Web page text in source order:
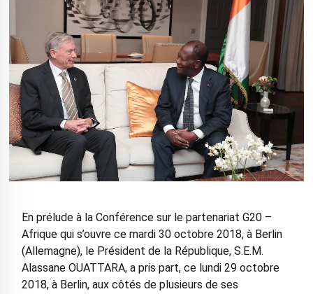
En prélude à la Conférence sur le partenariat G20 –
Afrique qui s’ouvre ce mardi 30 octobre 2018, à Berlin
(Allemagne), le Président de la République, S.E.M.
Alassane OUATTARA, a pris part, ce lundi 29 octobre
2018, à Berlin, aux côtés de plusieurs de ses